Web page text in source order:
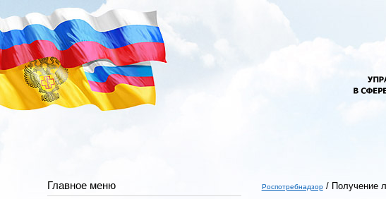
Перейти к основному содержанию
Главное меню Роспотребнадзор / Получение